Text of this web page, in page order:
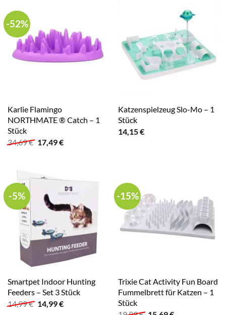
-52%
Karlie Flamingo
NORTHMATE ® Catch – 1
Stück
34,69€ Ursprünglicher
Preis
17,49€Aktueller
Katzenspielzeug Slo-Mo – 1
Stück
14,15€
-5%
Smartpet Indoor Hunting
Feeders – Set 3 Stück
14,99€ Ursprünglicher
Preis
14,99€Aktueller
-15%
Trixie Cat Activity Fun Board
Fummelbrett für Katzen – 1
Stück